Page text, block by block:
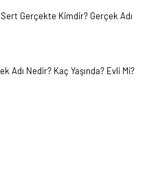
Gerçekte Kimdir? Gerçek Adı
Adı Nedir? Kaç Yaşında? Evli Mi?